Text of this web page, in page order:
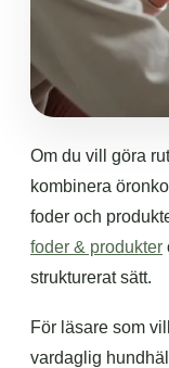
Om du vill göra
kombinera
foder och
foder & produkter
strukturerat sätt.
För läsare som
vardaglig